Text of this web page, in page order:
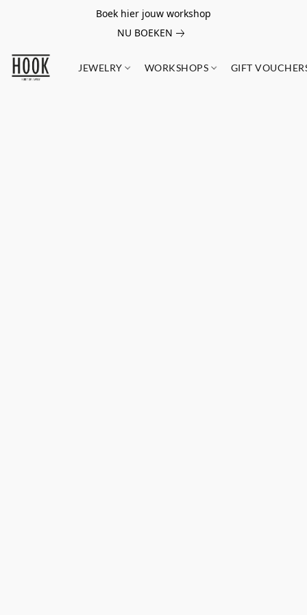
Boek hier jouw workshop
NU BOEKEN
JEWELRY WORKSHOPS GIFT